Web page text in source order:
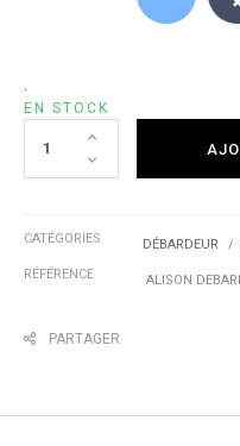
EN STOCK
CATÉGORIES DÉBARDEUR
RÉFÉRENCE
ALISON
PARTAGER